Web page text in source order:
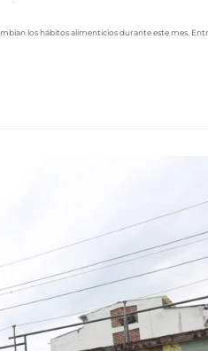
los hábitos alimenticios durante este mes.